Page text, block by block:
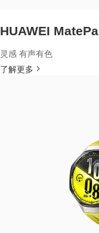
HUAWEI
灵感 有声有色
了解更多